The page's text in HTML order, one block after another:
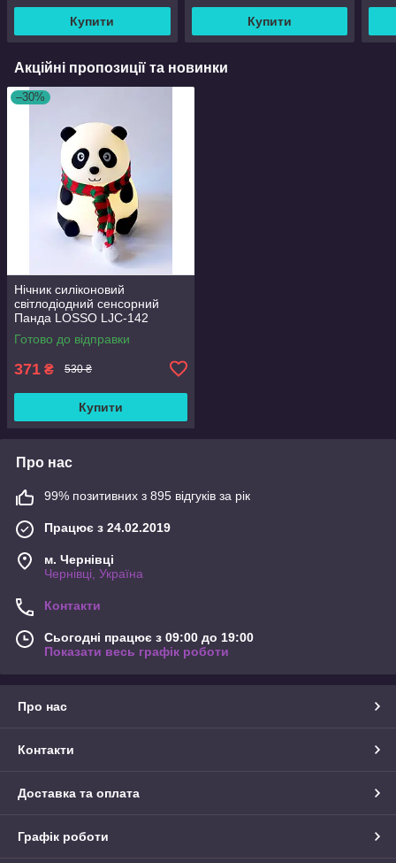
Купити Купити
Акційні пропозиції та новинки
–30%
Нічник силіконовий
світлодіодний сенсорний
Панда LOSSO LJC-142
Готово до відправки
371 ₴ 530 ₴
Купити
Про нас
99% позитивних з 895 відгуків за рік
Працює з 24.02.2019
м. Чернівці
Чернівці, Україна
Контакти
Сьогодні працює з 09:00 до 19:00
Показати весь графік роботи
Про нас
Контакти
Доставка та оплата
Графік роботи